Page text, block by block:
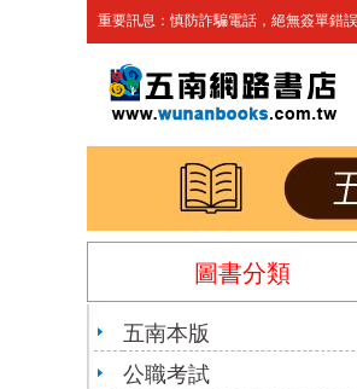
重要訊息：慎防詐騙電話，絕無簽單錯
圖書分類
五南本版
公職考試